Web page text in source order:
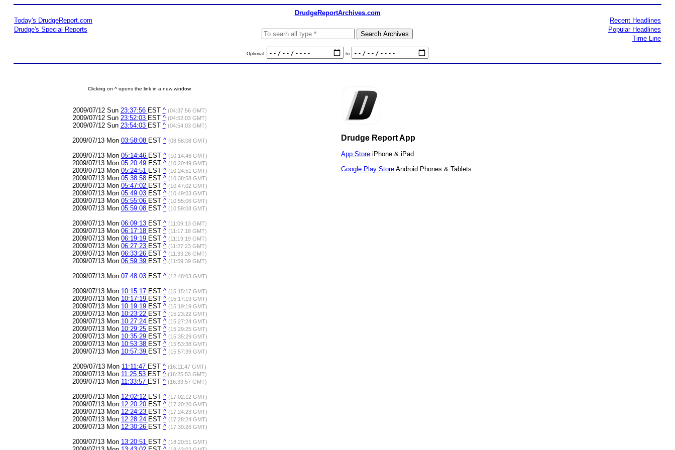
DrudgeReportArchives.com
Today's DrudgeReport.com
Drudge's Special Reports
Optional: to
Recent Headlines
Popular Headlines
Time Line
Clicking on ^ opens the link in a new window.
2009/07/12 Sun 23:37:56 EST ^ (04:37:56 GMT)
2009/07/12 Sun 23:52:03 EST ^ (04:52:03 GMT)
2009/07/12 Sun 23:54:03 EST ^ (04:54:03 GMT)
2009/07/13 Mon 03:58:08 EST ^ (08:58:08 GMT)
2009/07/13 Mon 05:14:46 EST ^ (10:14:46 GMT)
2009/07/13 Mon 05:20:49 EST ^ (10:20:49 GMT)
2009/07/13 Mon 05:24:51 EST ^ (10:24:51 GMT)
2009/07/13 Mon 05:38:58 EST ^ (10:38:58 GMT)
2009/07/13 Mon 05:47:02 EST ^ (10:47:02 GMT)
2009/07/13 Mon 05:49:03 EST ^ (10:49:03 GMT)
2009/07/13 Mon 05:55:06 EST ^ (10:55:06 GMT)
2009/07/13 Mon 05:59:08 EST ^ (10:59:08 GMT)
2009/07/13 Mon 06:09:13 EST ^ (11:09:13 GMT)
2009/07/13 Mon 06:17:18 EST ^ (11:17:18 GMT)
2009/07/13 Mon 06:19:19 EST ^ (11:19:19 GMT)
2009/07/13 Mon 06:27:23 EST ^ (11:27:23 GMT)
2009/07/13 Mon 06:33:26 EST ^ (11:33:26 GMT)
2009/07/13 Mon 06:59:39 EST ^ (11:59:39 GMT)
2009/07/13 Mon 07:48:03 EST ^ (12:48:03 GMT)
2009/07/13 Mon 10:15:17 EST ^ (15:15:17 GMT)
2009/07/13 Mon 10:17:19 EST ^ (15:17:19 GMT)
2009/07/13 Mon 10:19:19 EST ^ (15:19:19 GMT)
2009/07/13 Mon 10:23:22 EST ^ (15:23:22 GMT)
2009/07/13 Mon 10:27:24 EST ^ (15:27:24 GMT)
2009/07/13 Mon 10:29:25 EST ^ (15:29:25 GMT)
2009/07/13 Mon 10:35:29 EST ^ (15:35:29 GMT)
2009/07/13 Mon 10:53:38 EST ^ (15:53:38 GMT)
2009/07/13 Mon 10:57:39 EST ^ (15:57:39 GMT)
2009/07/13 Mon 11:11:47 EST ^ (16:11:47 GMT)
2009/07/13 Mon 11:25:53 EST ^ (16:25:53 GMT)
2009/07/13 Mon 11:33:57 EST ^ (16:33:57 GMT)
2009/07/13 Mon 12:02:12 EST ^ (17:02:12 GMT)
2009/07/13 Mon 12:20:20 EST ^ (17:20:20 GMT)
2009/07/13 Mon 12:24:23 EST ^ (17:24:23 GMT)
2009/07/13 Mon 12:28:24 EST ^ (17:28:24 GMT)
2009/07/13 Mon 12:30:26 EST ^ (17:30:26 GMT)
2009/07/13 Mon 13:20:51 EST ^ (18:20:51 GMT)
Drudge Report App
App Store iPhone & iPad
Google Play Store Android Phones & Tablets